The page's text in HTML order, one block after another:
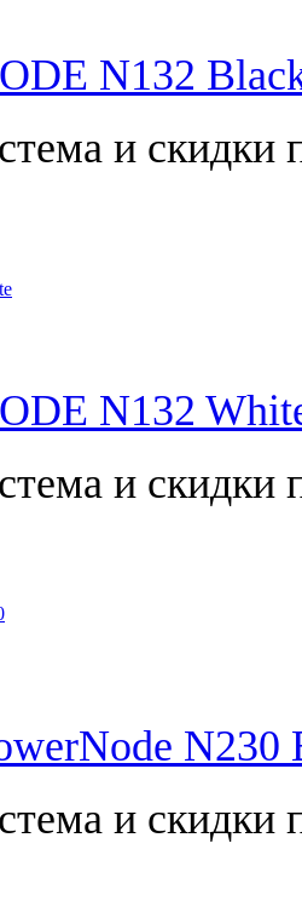
N132
и скидки
N132
и скидки
N230
и скидки